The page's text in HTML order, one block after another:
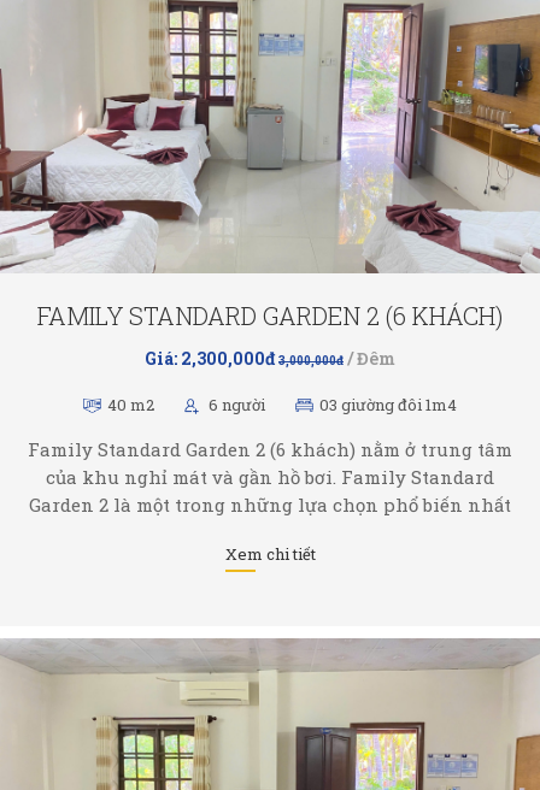
FAMILY STANDARD GARDEN 2 (6 KHÁCH)
Giá: 2,300,000đ3,000,000đ / Đêm
40 m2 6 người 03 giường đôi 1m4
Family Standard Garden 2 (6 khách) nằm ở trung tâm
của khu nghỉ mát và gần hồ bơi. Family Standard
Garden 2 là một trong những lựa chọn phổ biến nhất
trí tinh xảo và trang bị tất cả ...
Xem chi tiết